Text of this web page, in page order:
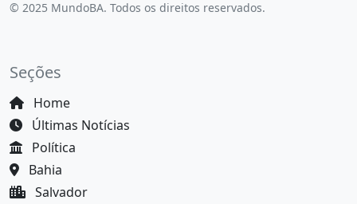
© 2025 MundoBA. Todos os direitos reservados.
Seções
Home
Últimas Notícias
Política
Bahia
Salvador